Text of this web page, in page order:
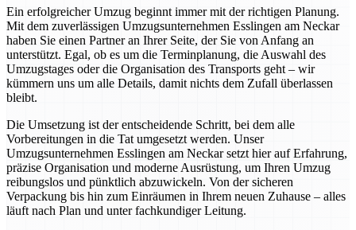
Ein erfolgreicher Umzug beginnt immer mit der richtigen Planung.
Mit dem zuverlässigen Umzugsunternehmen Esslingen am Neckar
haben Sie einen Partner an Ihrer Seite, der Sie von Anfang an
unterstützt. Egal, ob es um die Terminplanung, die Auswahl des
Umzugstages oder die Organisation des Transports geht – wir
kümmern uns um alle Details, damit nichts dem Zufall überlassen
bleibt.
Die Umsetzung ist der entscheidende Schritt, bei dem alle
Vorbereitungen in die Tat umgesetzt werden. Unser
Umzugsunternehmen Esslingen am Neckar setzt hier auf Erfahrung,
präzise Organisation und moderne Ausrüstung, um Ihren Umzug
reibungslos und pünktlich abzuwickeln. Von der sicheren
Verpackung bis hin zum Einräumen in Ihrem neuen Zuhause – alles
läuft nach Plan und unter fachkundiger Leitung.